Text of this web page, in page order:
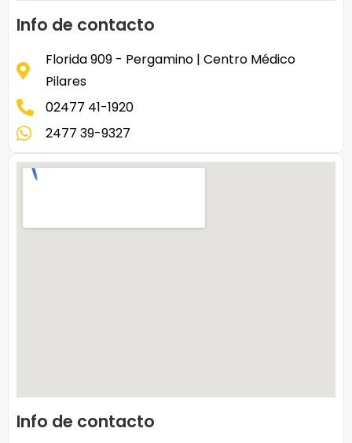
Info de contacto
Florida 909 - Pergamino | Centro Médico
Pilares
02477 41-1920
2477 39-9327
Info de contacto